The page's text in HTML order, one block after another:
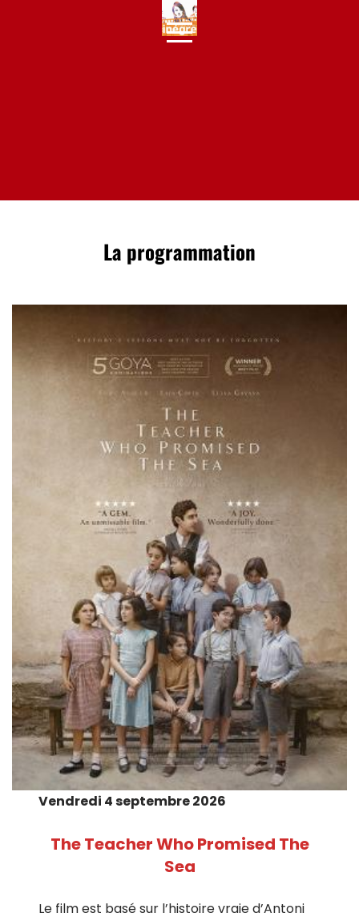
La programmation
Vendredi 4 septembre 2026
The Teacher Who Promised The
Sea
Le film est basé sur l’histoire vraie d’Antoni